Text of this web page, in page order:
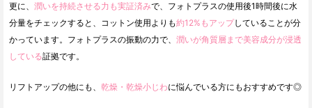
更に、 潤いを持続させる力も実証済みで、フォトプラスの使用後1時間後に水
分量をチェックすると、コットン使用よりも約12%もアップしていることが分
かっています。フォトプラスの振動の力で、 潤いが角質層まで美容成分が浸透
している証拠です。
リフトアップの他にも、 乾燥・乾燥小じわに悩んでいる方にもおすすめです◎